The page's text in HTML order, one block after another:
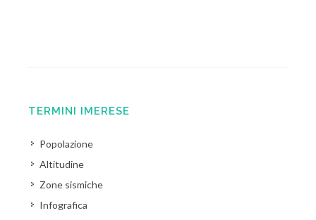
TERMINI IMERESE
Popolazione
Altitudine
Zone sismiche
Infografica